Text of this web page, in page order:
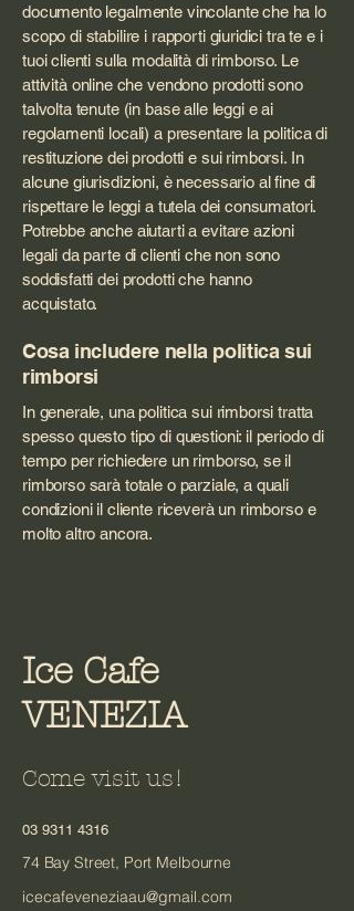
documento legalmente vincolante che ha lo
scopo di stabilire i rapporti giuridici tra te e i
tuoi clienti sulla modalità di rimborso. Le
attività online che vendono prodotti sono
talvolta tenute (in base alle leggi e ai
regolamenti locali) a presentare la politica di
restituzione dei prodotti e sui rimborsi. In
alcune giurisdizioni, è necessario al fine di
rispettare le leggi a tutela dei consumatori.
Potrebbe anche aiutarti a evitare azioni
legali da parte di clienti che non sono
soddisfatti dei prodotti che hanno
acquistato.
Cosa includere nella politica sui
rimborsi
In generale, una politica sui rimborsi tratta
spesso questo tipo di questioni: il periodo di
tempo per richiedere un rimborso, se il
rimborso sarà totale o parziale, a quali
condizioni il cliente riceverà un rimborso e
molto altro ancora.
Ice Cafe
VENEZIA
Come visit us!
03 9311 4316
74 Bay Street, Port Melbourne
icecafeveneziaau@gmail.com